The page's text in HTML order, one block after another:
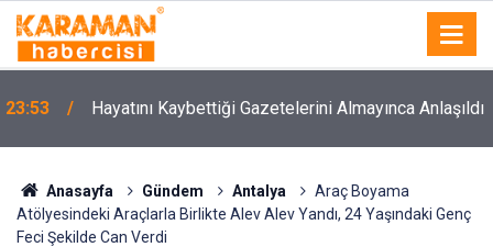
23:53 Hayatını Kaybettiği Gazetelerini Almayınca Anlaşıldı
Anasayfa Gündem Antalya
Araç Boyama
Atölyesindeki Araçlarla Birlikte Alev Alev Yandı, 24 Yaşındaki Genç
Feci Şekilde Can Verdi